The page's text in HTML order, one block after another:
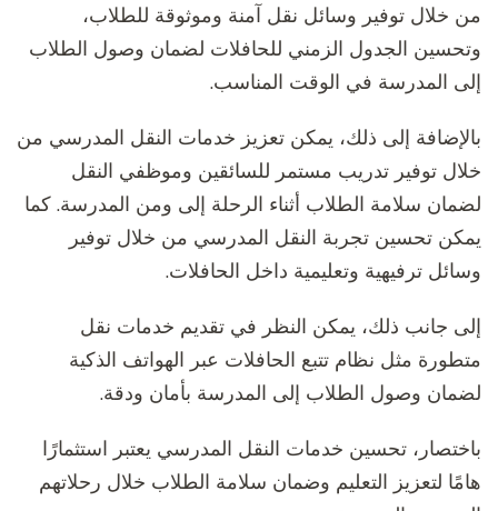
من خلال توفير وسائل نقل آمنة وموثوقة للطلاب،
وتحسين الجدول الزمني للحافلات لضمان وصول الطلاب
إلى المدرسة في الوقت المناسب.
بالإضافة إلى ذلك، يمكن تعزيز خدمات النقل المدرسي من
خلال توفير تدريب مستمر للسائقين وموظفي النقل
لضمان سلامة الطلاب أثناء الرحلة إلى ومن المدرسة. كما
يمكن تحسين تجربة النقل المدرسي من خلال توفير
وسائل ترفيهية وتعليمية داخل الحافلات.
إلى جانب ذلك، يمكن النظر في تقديم خدمات نقل
متطورة مثل نظام تتبع الحافلات عبر الهواتف الذكية
لضمان وصول الطلاب إلى المدرسة بأمان ودقة.
باختصار، تحسين خدمات النقل المدرسي يعتبر استثمارًا
هامًا لتعزيز التعليم وضمان سلامة الطلاب خلال رحلاتهم